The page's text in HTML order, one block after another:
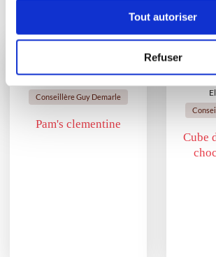
Tout autoriser
Refuser
Vous aimerez aussi ...
Conseillère Guy Demarle
Pam's clementine
Cube